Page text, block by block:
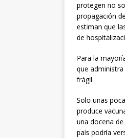
protegen no
propagación
estiman que
de
Para la
que
frágil.
Solo unas
produce
una docena
país podría